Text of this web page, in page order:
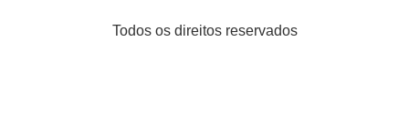
Todos os direitos reservados